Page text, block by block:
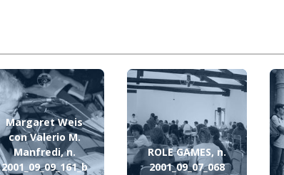
Margaret Weis
con Valerio M.
Manfredi, n.
2001_09_09_161_b
ROLE GAMES, n.
2001_09_07_068